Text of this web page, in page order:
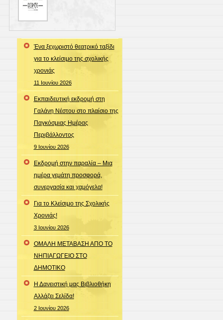
Ένα ξεχωριστό θεατρικό ταξίδι
για το κλείσιμο της σχολικής
χρονιάς
11 Ιουνίου 2026
Εκπαιδευτική εκδρομή στη
Γαλάνη Νέστου στο πλαίσιο της
Παγκόσμιας Ημέρας
Περιβάλλοντος
9 Ιουνίου 2026
Εκδρομή στην παραλία – Μια
ημέρα γεμάτη προσφορά,
συνεργασία και χαμόγελα!
Για το Κλείσιμο της Σχολικής
Χρονιάς!
3 Ιουνίου 2026
ΟΜΑΛΗ ΜΕΤΑΒΑΣΗ ΑΠΟ ΤΟ
ΝΗΠΙΑΓΩΓΕΙΟ ΣΤΟ
ΔΗΜΟΤΙΚΟ
Η Δανειστική μας Βιβλιοθήκη
Αλλάζει Σελίδα!
2 Ιουνίου 2026